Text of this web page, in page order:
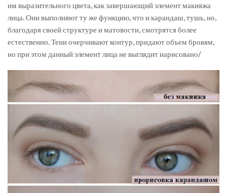
им выразительного цвета, как завершающий элемент макияжа
лица. Они выполняют ту же функцию, что и карандаш, тушь, но,
благодаря своей структуре и матовости, смотрятся более
естественно. Тени очерчивают контур, придают объем бровям,
но при этом данный элемент лица не выглядит нарисовано/